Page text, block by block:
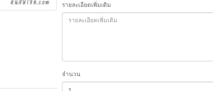
รายละเอียดเพิ่มเติม
จำนวน